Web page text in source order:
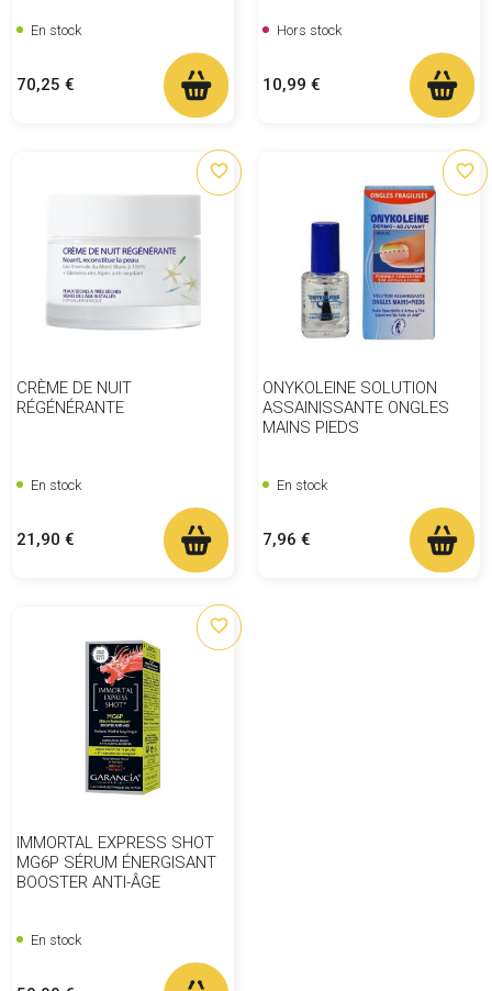
En stock
Prix
70,25 €
Hors stock
Prix
10,99 €
CRÈME DE NUIT
RÉGÉNÉRANTE
favorite_border
En stock
Prix
21,90 €
ONYKOLEINE SOLUTION
ASSAINISSANTE ONGLES
MAINS PIEDS
favorite_border
En stock
Prix
7,96 €
IMMORTAL EXPRESS SHOT
MG6P SÉRUM ÉNERGISANT
BOOSTER ANTI-ÂGE
favorite_border
En stock